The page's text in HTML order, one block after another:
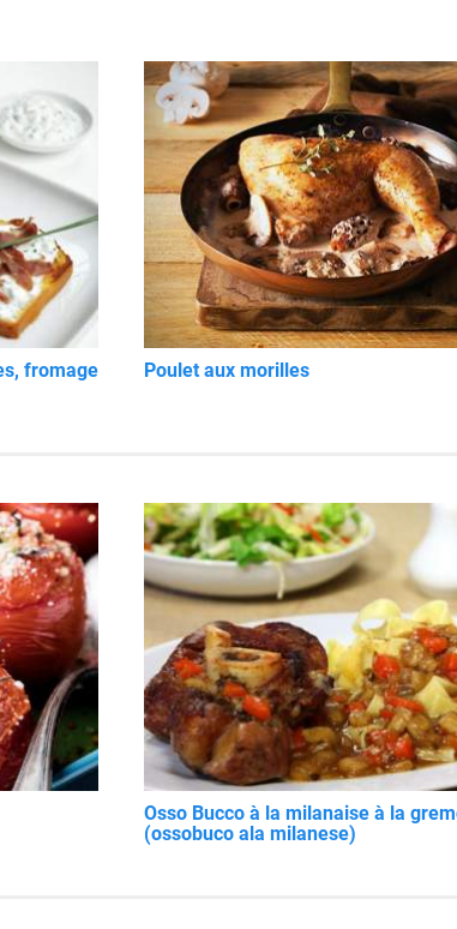
fromage
Poulet aux morilles
Osso Bucco à la milanaise à la
(ossobuco ala milanese)